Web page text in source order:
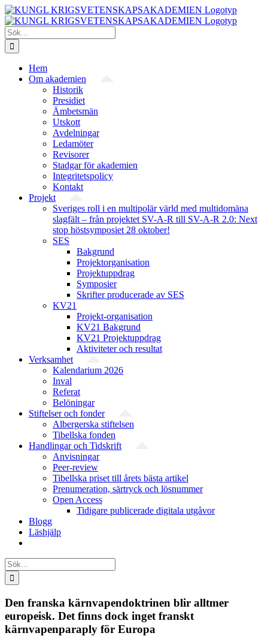
Fortsätt
till
innehållet
Sök
efter:
Hem
Om akademien
Historik
Presidiet
Ämbetsmän
Utskott
Avdelningar
Ledamöter
Revisorer
Stadgar för akademien
Integritetspolicy
Kontakt
Projekt
Sveriges roll i en multipolär värld med multidomäna
slagfält – från projektet SV-A-R till SV-A-R 2.0: Next
stop höstsymposiet 28 oktober!
SES
Bakgrund
Projekt­organisation
Projektuppdrag
Symposier
Skrifter producerade av SES
KV21
Projekt-organisation
KV21 Bakgrund
KV21 Projektuppdrag
Aktiviteter och resultat
Verksamhet
Kalendarium 2026
Inval
Referat
Belöningar
Stiftelser och fonder
Albergerska stiftelsen
Tibellska fonden
Handlingar och Tidskrift
Anvisningar
Peer-review
Tibellska priset till årets bästa artikel
Prenumeration, särtryck och lösnummer
Open Access
Tidigare publicerade digitala utgåvor
Blogg
Läshjälp
Sök
efter:
Den franska kärnvapendoktrinen blir alltmer
europeisk. Det finns dock inget franskt
kärnvapenparaply för Europa